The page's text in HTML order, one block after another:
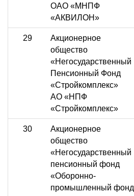
ОАО «МНПФ
«АКВИЛОН»
29
Акционерное
общество
«Негосударственный
Пенсионный Фонд
«Стройкомплекс»
АО «НПФ
«Стройкомплекс»
30
Акционерное
общество
«Негосударственный
пенсионный фонд
«Оборонно-
промышленный фонд